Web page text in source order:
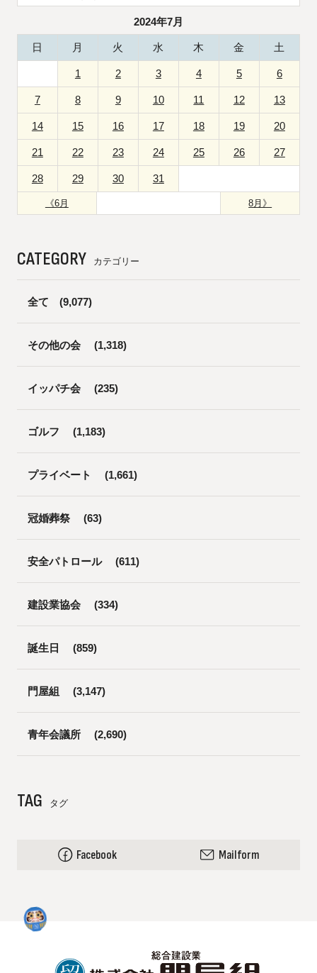
2024年7月
日 月 火 水 木 金 土
1 2 3 4 5 6
7 8 9 10 11 12 13
14 15 16 17 18 19 20
21 22 23 24 25 26 27
28 29 30 31
《6月 8月》
CATEGORY カテゴリー
全て (9,077)
その他の会 (1,318)
イッパチ会 (235)
ゴルフ (1,183)
プライベート (1,661)
冠婚葬祭 (63)
安全パトロール (611)
建設業協会 (334)
誕生日 (859)
門屋組 (3,147)
青年会議所 (2,690)
TAG タグ
Facebook Mailform